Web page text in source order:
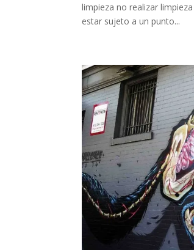
limpieza no realizar
estar sujeto a un punto...